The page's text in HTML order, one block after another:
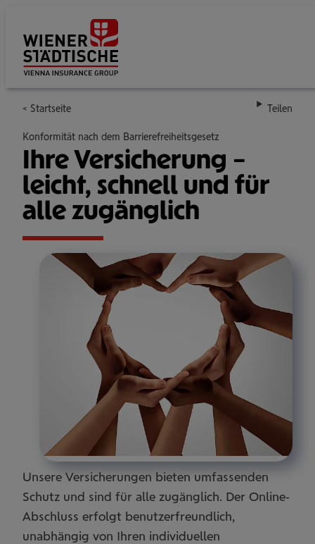
Startseite Teilen
Konformität nach dem Barrierefreiheitsgesetz
Ihre Ver­si­che­rung –
leicht, schnell und für
alle zugäng­lich
Unsere Versicherungen bieten umfassenden
Schutz und sind für alle zugänglich. Der Online-
Abschluss erfolgt benutzerfreundlich,
unabhängig von Ihren individuellen